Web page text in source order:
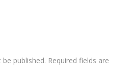
published. Required fields are